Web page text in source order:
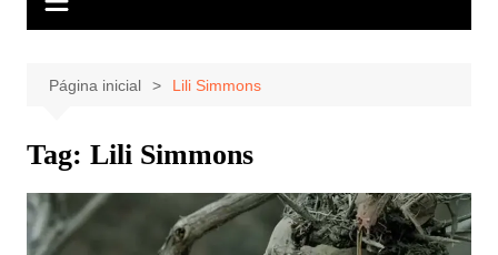
Página inicial Lili Simmons
Tag: Lili Simmons